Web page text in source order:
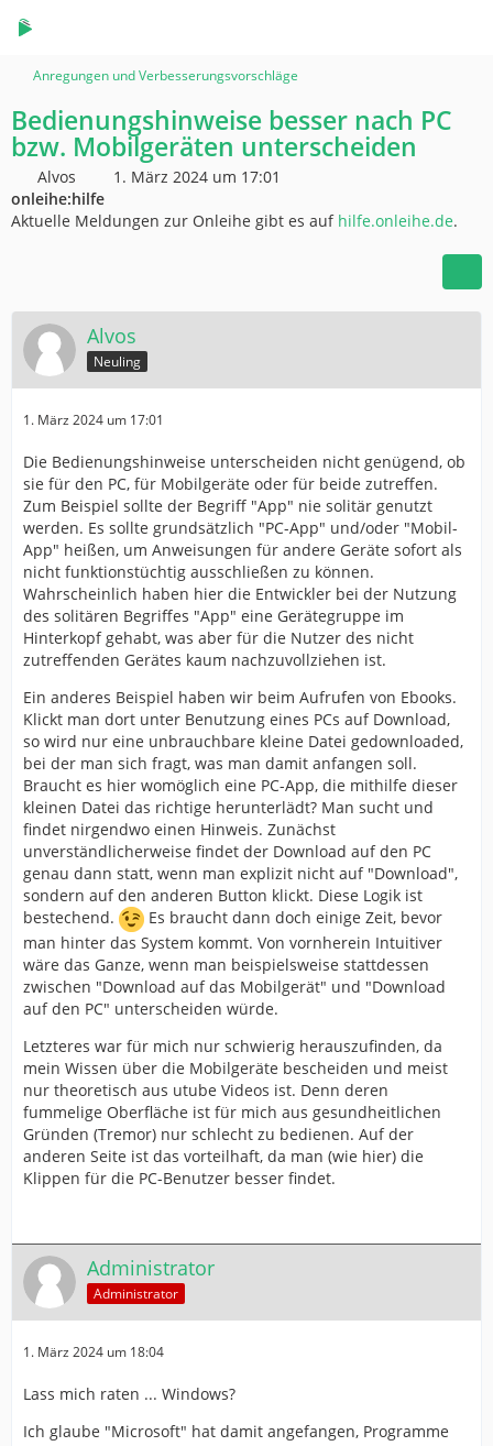
Anregungen und Verbesserungsvorschläge
Bedienungshinweise besser nach PC
bzw. Mobilgeräten unterscheiden
Alvos
1. März 2024 um 17:01
onleihe:hilfe
Aktuelle Meldungen zur Onleihe gibt es auf hilfe.onleihe.de.
Alvos
Neuling
1. März 2024 um 17:01
Die Bedienungshinweise unterscheiden nicht genügend, ob
sie für den PC, für Mobilgeräte oder für beide zutreffen.
Zum Beispiel sollte der Begriff "App" nie solitär genutzt
werden. Es sollte grundsätzlich "PC-App" und/oder "Mobil-
App" heißen, um Anweisungen für andere Geräte sofort als
nicht funktionstüchtig ausschließen zu können.
Wahrscheinlich haben hier die Entwickler bei der Nutzung
des solitären Begriffes "App" eine Gerätegruppe im
Hinterkopf gehabt, was aber für die Nutzer des nicht
zutreffenden Gerätes kaum nachzuvollziehen ist.
Ein anderes Beispiel haben wir beim Aufrufen von Ebooks.
Klickt man dort unter Benutzung eines PCs auf Download,
so wird nur eine unbrauchbare kleine Datei gedownloaded,
bei der man sich fragt, was man damit anfangen soll.
Braucht es hier womöglich eine PC-App, die mithilfe dieser
kleinen Datei das richtige herunterlädt? Man sucht und
findet nirgendwo einen Hinweis. Zunächst
unverständlicherweise findet der Download auf den PC
genau dann statt, wenn man explizit nicht auf "Download",
sondern auf den anderen Button klickt. Diese Logik ist
bestechend.
Es braucht dann doch einige Zeit, bevor
man hinter das System kommt. Von vornherein Intuitiver
wäre das Ganze, wenn man beispielsweise stattdessen
zwischen "Download auf das Mobilgerät" und "Download
auf den PC" unterscheiden würde.
Letzteres war für mich nur schwierig herauszufinden, da
mein Wissen über die Mobilgeräte bescheiden und meist
nur theoretisch aus utube Videos ist. Denn deren
fummelige Oberfläche ist für mich aus gesundheitlichen
Gründen (Tremor) nur schlecht zu bedienen. Auf der
anderen Seite ist das vorteilhaft, da man (wie hier) die
Klippen für die PC-Benutzer besser findet.
Administrator
Administrator
1. März 2024 um 18:04
Lass mich raten ... Windows?
Ich glaube "Microsoft" hat damit angefangen, Programme